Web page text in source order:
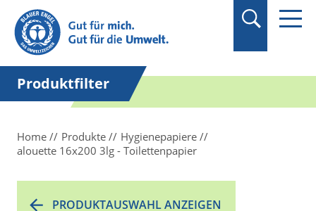
Suchbegriff in
Anführungszeichen
setzen.
Produktfilter
Home Produkte
Hygienepapiere
alouette 16x200 3lg - Toilettenpapier
PRODUKTAUSWAHL ANZEIGEN